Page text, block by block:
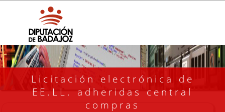
Licitación electrónica de
EE.LL. adheridas central
compras